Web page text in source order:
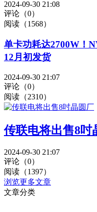
2024-09-30 21:08
评论（0）
阅读（1568）
单卡功耗达2700W！
12月初发货
2024-09-30 21:07
评论（0）
阅读（2310）
传联电将出售8吋
2024-09-30 21:07
评论（0）
阅读（1397）
浏览更多文章
文章分类